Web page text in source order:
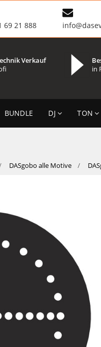
69 21 888
Verkauf
in
BUNDLE DJ TON
DASgobo alle Motive